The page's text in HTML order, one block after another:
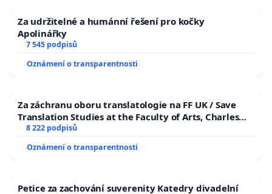
Za udržitelné a humánní řešení pro kočky
Apolinářky
7 545 podpisů
Oznámení o transparentnosti
Za záchranu oboru translatologie na FF UK / Save
Translation Studies at the Faculty of Arts, Charles
University
8 222 podpisů
Oznámení o transparentnosti
Petice za zachování suverenity Katedry divadelní